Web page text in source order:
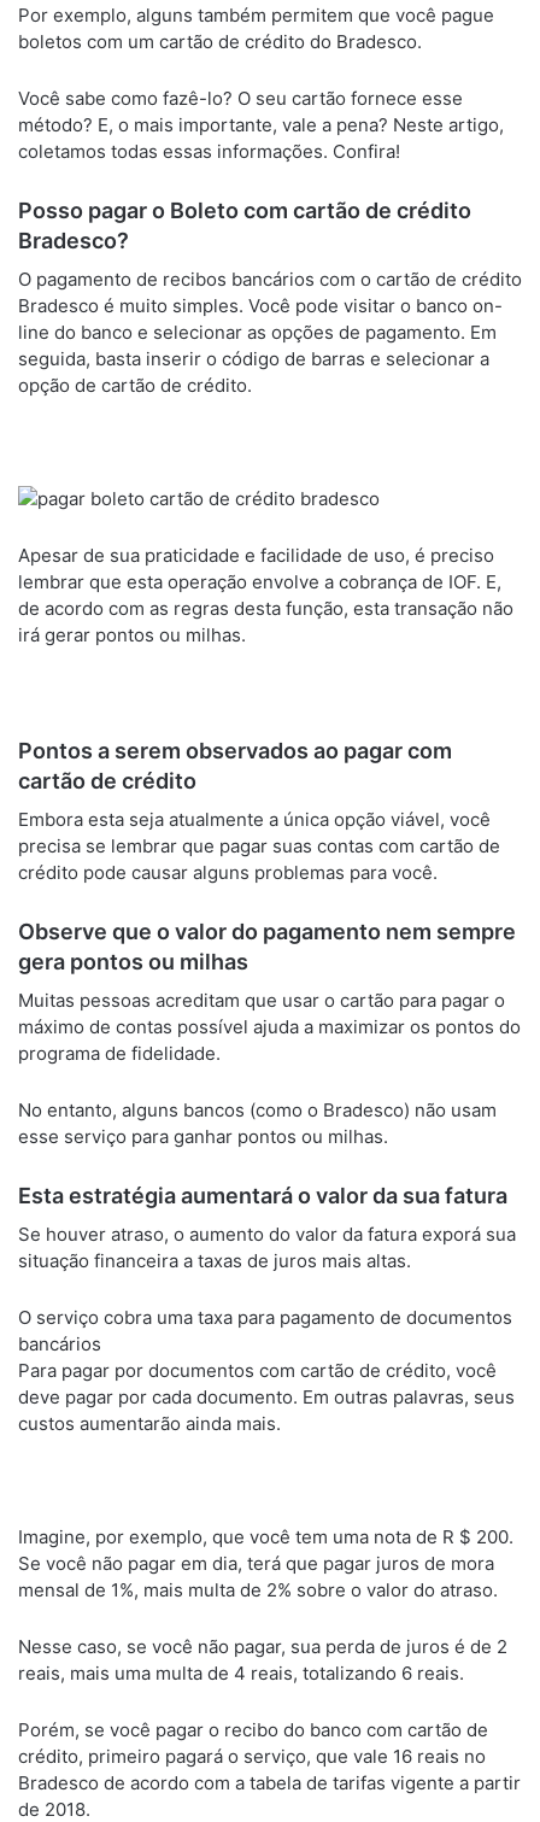
Por exemplo, alguns também permitem que você pague
boletos com um cartão de crédito do Bradesco.
Você sabe como fazê-lo? O seu cartão fornece esse
método? E, o mais importante, vale a pena? Neste artigo,
coletamos todas essas informações. Confira!
Posso pagar o Boleto com cartão de crédito
Bradesco?
O pagamento de recibos bancários com o cartão de crédito
Bradesco é muito simples. Você pode visitar o banco on-
line do banco e selecionar as opções de pagamento. Em
seguida, basta inserir o código de barras e selecionar a
opção de cartão de crédito.
Apesar de sua praticidade e facilidade de uso, é preciso
lembrar que esta operação envolve a cobrança de IOF. E,
de acordo com as regras desta função, esta transação não
irá gerar pontos ou milhas.
Pontos a serem observados ao pagar com
cartão de crédito
Embora esta seja atualmente a única opção viável, você
precisa se lembrar que pagar suas contas com cartão de
crédito pode causar alguns problemas para você.
Observe que o valor do pagamento nem sempre
gera pontos ou milhas
Muitas pessoas acreditam que usar o cartão para pagar o
máximo de contas possível ajuda a maximizar os pontos do
programa de fidelidade.
No entanto, alguns bancos (como o Bradesco) não usam
esse serviço para ganhar pontos ou milhas.
Esta estratégia aumentará o valor da sua fatura
Se houver atraso, o aumento do valor da fatura exporá sua
situação financeira a taxas de juros mais altas.
O serviço cobra uma taxa para pagamento de documentos
bancários
Para pagar por documentos com cartão de crédito, você
deve pagar por cada documento. Em outras palavras, seus
custos aumentarão ainda mais.
Imagine, por exemplo, que você tem uma nota de R $ 200.
Se você não pagar em dia, terá que pagar juros de mora
mensal de 1%, mais multa de 2% sobre o valor do atraso.
Nesse caso, se você não pagar, sua perda de juros é de 2
reais, mais uma multa de 4 reais, totalizando 6 reais.
Porém, se você pagar o recibo do banco com cartão de
crédito, primeiro pagará o serviço, que vale 16 reais no
Bradesco de acordo com a tabela de tarifas vigente a partir
de 2018.